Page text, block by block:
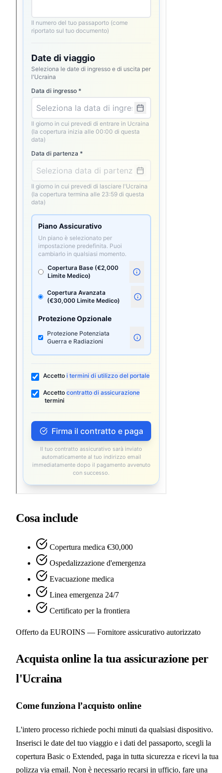
Cosa include
Copertura medica €30,000
Ospedalizzazione d'emergenza
Evacuazione medica
Linea emergenza 24/7
Certificato per la frontiera
Offerto da EUROINS — Fornitore assicurativo autorizzato
Acquista online la tua assicurazione per
l'Ucraina
Come funziona l’acquisto online
L'intero processo richiede pochi minuti da qualsiasi dispositivo.
Inserisci le date del tuo viaggio e i dati del passaporto, scegli la
copertura Basic o Extended, paga in tutta sicurezza e ricevi la tua
polizza via email. Non è necessario recarsi in ufficio, fare una